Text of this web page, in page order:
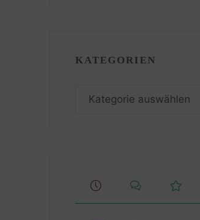
KATEGORIEN
Kategorien